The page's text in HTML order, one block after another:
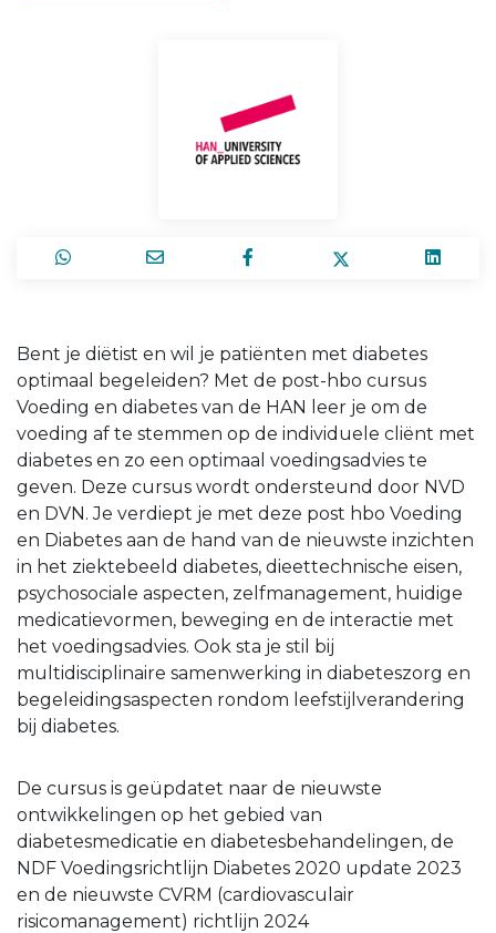
Bent je diëtist en wil je patiënten met diabetes
optimaal begeleiden? Met de post-hbo cursus
Voeding en diabetes van de HAN leer je om de
voeding af te stemmen op de individuele cliënt met
diabetes en zo een optimaal voedingsadvies te
geven. Deze cursus wordt ondersteund door NVD
en DVN. Je verdiept je met deze post hbo Voeding
en Diabetes aan de hand van de nieuwste inzichten
in het ziektebeeld diabetes, dieettechnische eisen,
psychosociale aspecten, zelfmanagement, huidige
medicatievormen, beweging en de interactie met
het voedingsadvies. Ook sta je stil bij
multidisciplinaire samenwerking in diabeteszorg en
begeleidingsaspecten rondom leefstijlverandering
bij diabetes.
De cursus is geüpdatet naar de nieuwste
ontwikkelingen op het gebied van
diabetesmedicatie en diabetesbehandelingen, de
NDF Voedingsrichtlijn Diabetes 2020 update 2023
en de nieuwste CVRM (cardiovasculair
risicomanagement) richtlijn 2024